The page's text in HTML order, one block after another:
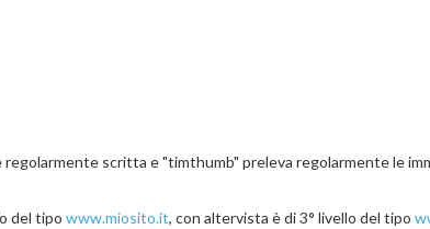
scritta e "timthumb" preleva regolarmente le
del tipo www.miosito.it, con altervista è di 3° livello del tipo